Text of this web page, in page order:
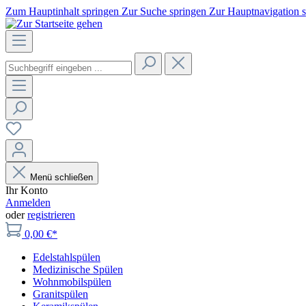
Zum Hauptinhalt springen Zur Suche springen Zur Hauptnavigation
Menü schließen
Ihr Konto
Anmelden
oderregistrieren
0,00 €*
Edelstahlspülen
Medizinische Spülen
Wohnmobilspülen
Granitspülen